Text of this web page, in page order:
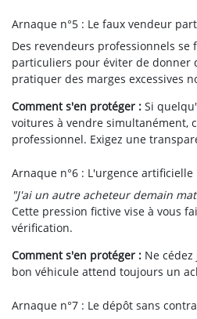
Arnaque n°5 : Le faux vendeur
Des revendeurs professionnels se
particuliers pour éviter de donner
pratiquer des marges excessives
Comment s'en protéger : Si
voitures à vendre simultanément,
professionnel. Exigez une
Arnaque n°6 : L'urgence artificielle
"J'ai un autre acheteur demain
Cette pression fictive vise à vous
vérification.
Comment s'en protéger : Ne
bon véhicule attend toujours un
Arnaque n°7 : Le dépôt sans